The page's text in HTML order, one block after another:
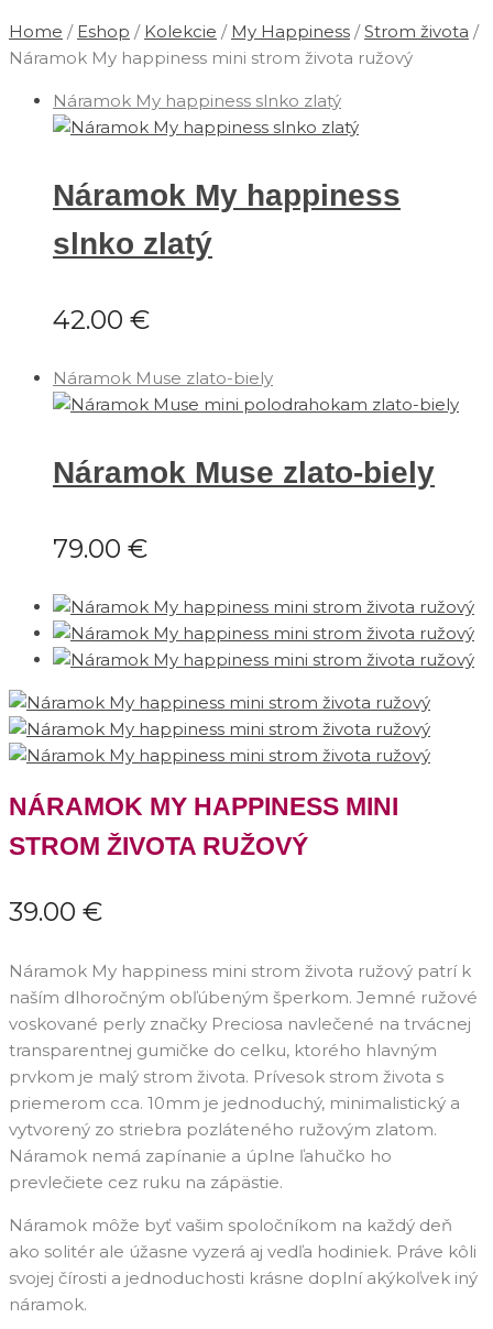
Home / Eshop / Kolekcie / ‎My Happiness /Strom života /
Náramok My happiness mini strom života ružový
Náramok My happiness slnko zlatý
Náramok My happiness
slnko zlatý
42.00 €
Náramok Muse zlato-biely
Náramok Muse zlato-biely
79.00 €
NÁRAMOK MY HAPPINESS MINI
STROM ŽIVOTA RUŽOVÝ
39.00 €
Náramok My happiness mini strom života ružový patrí k
naším dlhoročným obľúbeným šperkom. Jemné ružové
voskované perly značky Preciosa navlečené na trvácnej
transparentnej gumičke do celku, ktorého hlavným
prvkom je malý strom života. Prívesok strom života s
priemerom cca. 10mm je jednoduchý, minimalistický a
vytvorený zo striebra pozláteného ružovým zlatom.
Náramok nemá zapínanie a úplne ľahučko ho
prevlečiete cez ruku na zápästie.
Náramok môže byť vašim spoločníkom na každý deň
ako solitér ale úžasne vyzerá aj vedľa hodiniek. Práve kôli
svojej čírosti a jednoduchosti krásne doplní akýkoľvek iný
náramok.